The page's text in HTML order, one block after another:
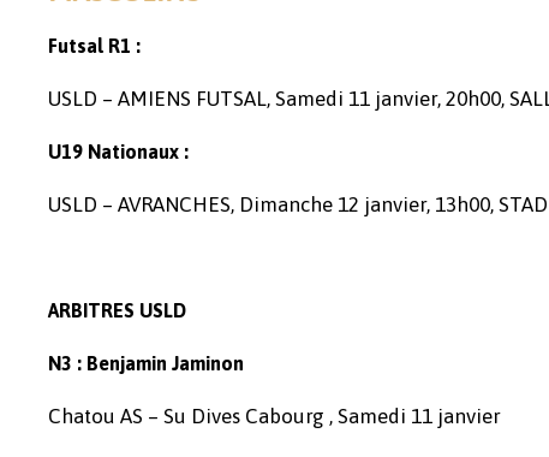
Futsal R1 :
USLD – AMIENS FUTSAL, Samedi 11 janvier, 20h00,
U19 Nationaux :
USLD – AVRANCHES, Dimanche 12 janvier, 13h00,
ARBITRES USLD
N3 : Benjamin Jaminon
Chatou AS – Su Dives Cabourg , Samedi 11 janvier